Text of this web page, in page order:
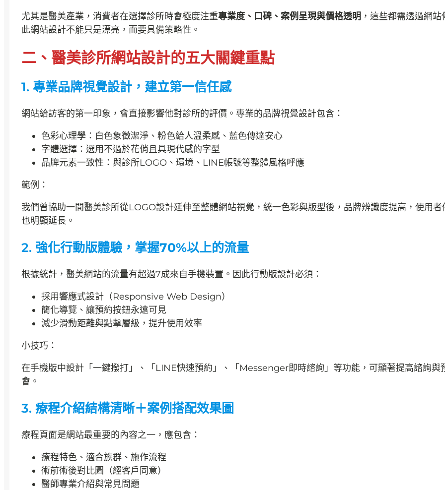
尤其是醫美產業，消費者在選擇診所時會極度注重專業度、口碑、案例呈現與價格透明 ，這些都需透過網
此網站設計不能只是漂亮，而要具備策略性。
二、醫美診所網站設計的五大關鍵重點
1. 專業品牌視覺設計，建立第一信任感
網站給訪客的第一印象，會直接影響他對診所的評價。專業的品牌視覺設計包含：
色彩心理學：白色象徵潔淨、粉色給人溫柔感、藍色傳達安心
字體選擇：選用不過於花俏且具現代感的字型
品牌元素一致性：與診所LOGO、環境、LINE帳號等整體風格呼應
範例：
我們曾協助一間醫美診所從LOGO設計延伸至整體網站視覺，統一色彩與版型後，品牌辨識度提高，使用者
也明顯延長。
2. 強化行動版體驗，掌握70%以上的流量
根據統計，醫美網站的流量有超過7成來自手機裝置。因此行動版設計必須：
採用響應式設計（Responsive Web Design）
簡化導覽、讓預約按鈕永遠可見
減少滑動距離與點擊層級，提升使用效率
小技巧：
在手機版中設計「一鍵撥打」、「LINE快速預約」、「Messenger即時諮詢」等功能，可顯著提高諮詢與
會。
3. 療程介紹結構清晰＋案例搭配效果圖
療程頁面是網站最重要的內容之一，應包含：
療程特色、適合族群、施作流程
術前術後對比圖（經客戶同意）
醫師專業介紹與常見問題